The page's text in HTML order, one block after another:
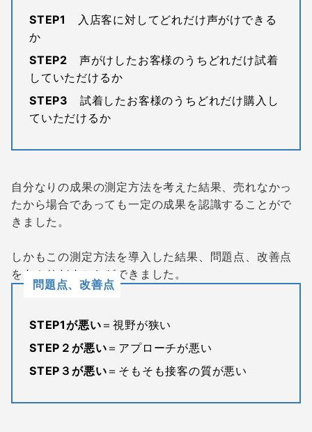
STEP1
入店客に対してどれだけ声がけできる
か
STEP2 声がけしたお客様のうちどれだけ試着
していただけるか
STEP3 試着したお客様のうちどれだけ購入し
ていただけるか
自分なりの成果の測定方法を考えた結果、売れなかっ
たから場合であっても一定の成果を認識することがで
きました。
しかもこの測定方法を導入した結果、問題点、改善点
をあぶりだすことができました。
問題点、改善点
STEP1が悪い ＝視野が狭い
STEP２が悪い ＝アプローチが悪い
STEP３が悪い ＝そもそも接客の質が悪い